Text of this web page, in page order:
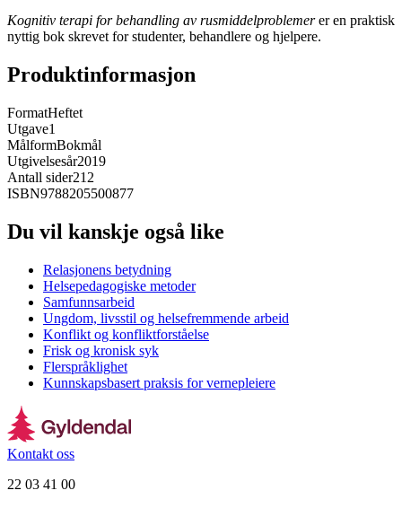
Kognitiv terapi for behandling av rusmiddelproblemerer en praktisk
nyttig bok skrevet for studenter, behandlere og hjelpere.
Produktinformasjon
FormatHeftet
Utgave1
MålformBokmål
Utgivelsesår2019
Antall sider212
ISBN9788205500877
Du vil kanskje også like
Relasjonens betydning
Helsepedagogiske metoder
Samfunnsarbeid
Ungdom, livsstil og helsefremmende arbeid
Konflikt og konfliktforståelse
Frisk og kronisk syk
Flerspråklighet
Kunnskapsbasert praksis for vernepleiere
Kontakt oss
22 03 41 00